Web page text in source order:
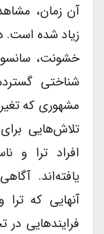
آن زمان،
زیاد شده است.
خشونت،
شناختی
مشهوری که تغیر
تلاش‌هایی
افراد ترا‌ و
یافته‌اند.
آنهایی که ترا‌
فرایندهایی